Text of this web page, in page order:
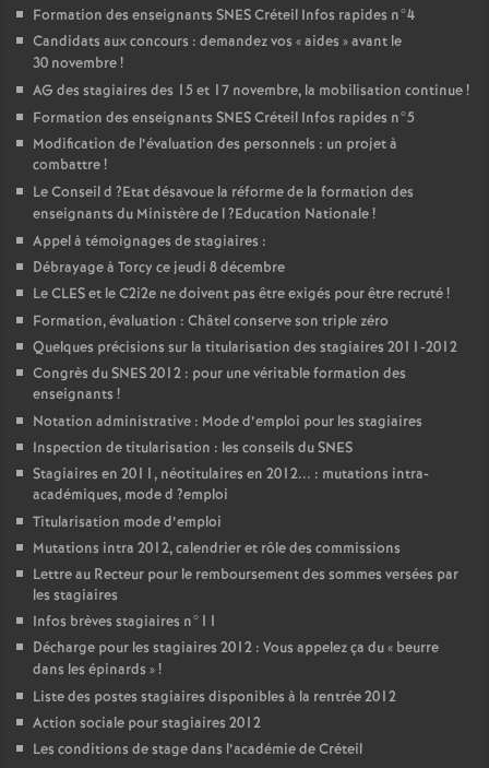
Formation des enseignants SNESCréteil Infos rapides n°4
Candidats aux concours : demandez vos «aides » avant le
30 novembre!
AG des stagiaires des 15 et 17 novembre, la mobilisation continue!
Formation des enseignants SNESCréteil Infos rapides n°5
Modification de l’évaluation des personnels : un projet à
combattre!
Le Conseil d ?Etat désavoue la réforme de la formation des
enseignants du Ministère de l?Education Nationale!
Appel à témoignages de stagiaires :
Débrayage à Torcy ce jeudi 8 décembre
LeCLESet le C2i2e ne doivent pas être exigés pour être recruté!
Formation, évaluation : Châtel conserve son triple zéro
Quelques précisions sur la titularisation des stagiaires 2011-2012
Congrès duSNES2012 : pour une véritable formation des
enseignants !
Notation administrative : Mode d’emploi pour les stagiaires
Inspection de titularisation : les conseils duSNES
Stagiaires en 2011, néotitulaires en 2012... : mutations intra-
académiques, mode d ?emploi
Titularisation mode d’emploi
Mutations intra 2012, calendrier et rôle des commissions
Lettre au Recteur pour le remboursement des sommes versées par
les stagiaires
Infos brèves stagiaires n°11
Décharge pour les stagiaires 2012 : Vous appelez ça du « beurre
dans les épinards »!
Liste des postes stagiaires disponibles à la rentrée 2012
Action sociale pour stagiaires 2012
Les conditions de stage dans l’académie de Créteil